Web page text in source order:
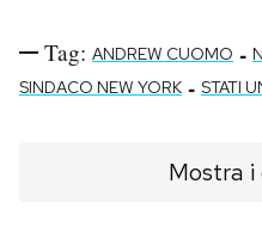
Tag: ANDREW CUOMO -
SINDACO NEW YORK - STATI
Mostra